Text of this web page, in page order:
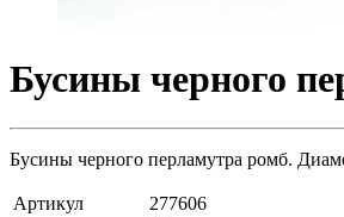
Бусины черного
Бусины черного перламутра ромб.
Артикул
277606